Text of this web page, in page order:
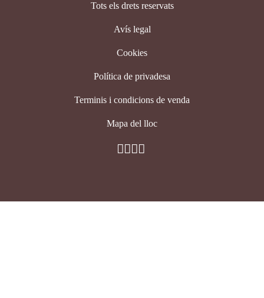
Tots els drets reservats
Avís legal
Cookies
Política de privadesa
Terminis i condicions de venda
Mapa del lloc